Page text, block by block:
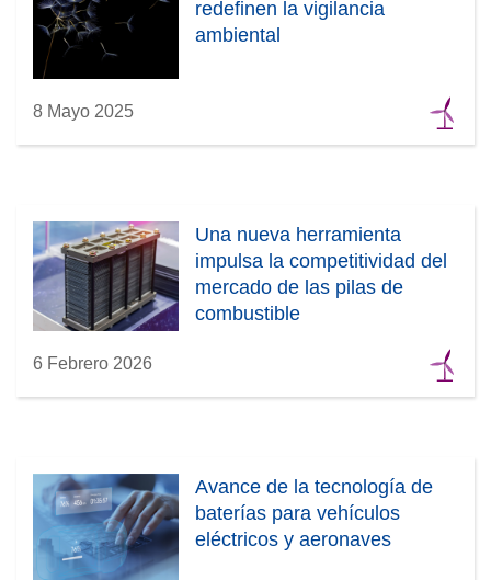
redefinen la vigilancia
ambiental
8 Mayo 2025
Una nueva herramienta
impulsa la competitividad del
mercado de las pilas de
combustible
6 Febrero 2026
Avance de la tecnología de
baterías para vehículos
eléctricos y aeronaves